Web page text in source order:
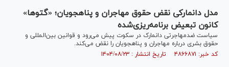
مدل دانمارکی نقض حقوق مهاجران و پناهجویان؛ «گتوها»
کانون تبعیض برنامه‌ریزی‌شده
سیاست ضدمهاجرتی دانمارک در سکوت پیش می‌رود و قوانین بین‌المللی و
حقوق بشری درباره مهاجران و پناهجویان را نقض می‌کند.
کد خبر: ۴۸۶۶۸۷۱ تاریخ انتشار : ۱۴۰۴/۰۸/۲۳